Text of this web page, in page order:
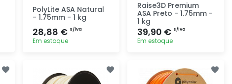
PolyLite ASA Natural
- 1.75mm - 1 kg
28,88 € s/iva
Em estoque
rapidamente
Raise3D Premium
ASA Preto - 1.75mm -
1 kg
39,90 € s/iva
Em estoque
rapidamente